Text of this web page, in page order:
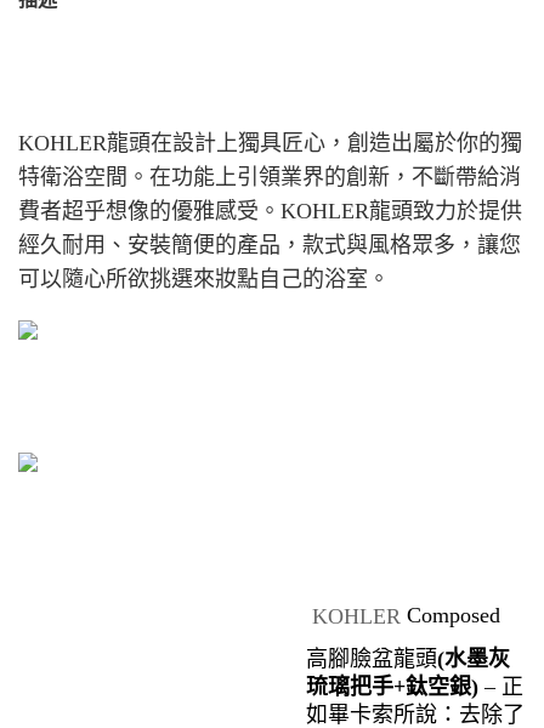
KOHLER龍頭在設計上獨具匠心，創造出屬於你的獨
特衛浴空間。在功能上引領業界的創新，不斷帶給消
費者超乎想像的優雅感受。KOHLER龍頭致力於提供
經久耐用、安裝簡便的產品，款式與風格眾多，讓您
可以隨心所欲挑選來妝點自己的浴室。
KOHLER Composed
高腳臉盆龍頭(水墨灰
琉璃把手+鈦空銀) – 正
如畢卡索所說：去除了